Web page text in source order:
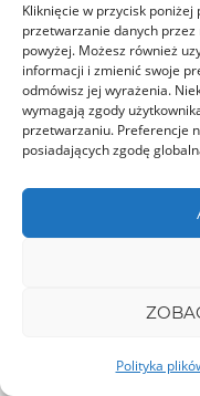
Kliknięcie w przycisk
przetwarzanie danych
powyżej. Możesz również
informacji i zmienić swoje
odmówisz jej wyrażenia.
wymagają zgody
przetwarzaniu. Preferencje
posiadających zgodę
Polityka
Wąwóz Scocului
Vâlcan.
która …